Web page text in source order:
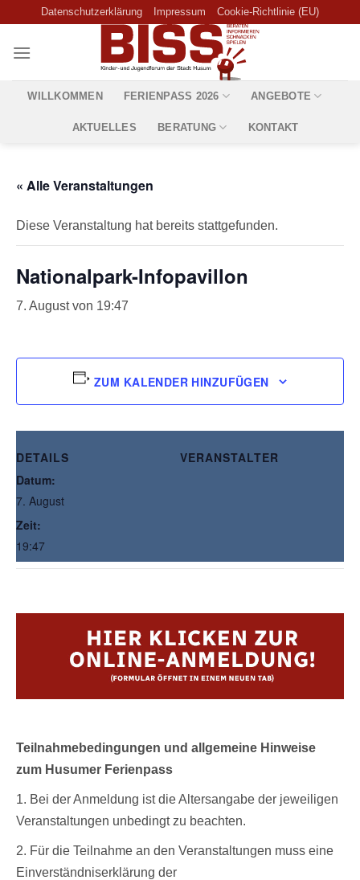
content
Datenschutzerklärung Impressum Cookie-Richtlinie (EU)
WILLKOMMEN FERIENPASS 2026 ANGEBOTE
AKTUELLES BERATUNG KONTAKT
« Alle Veranstaltungen
Diese Veranstaltung hat bereits stattgefunden.
Nationalpark-Infopavillon
7. August von 19:47
ZUM KALENDER HINZUFÜGEN
DETAILS
Datum:
7. August
Zeit:
19:47
VERANSTALTER
Teilnahmebedingungen und allgemeine Hinweise
zum Husumer Ferienpass
1. Bei der Anmeldung ist die Altersangabe der jeweiligen
Veranstaltungen unbedingt zu beachten.
2. Für die Teilnahme an den Veranstaltungen muss eine
Einverständniserklärung der